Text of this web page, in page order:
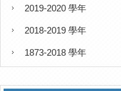
2019-2020 學年
2018-2019 學年
1873-2018 學年